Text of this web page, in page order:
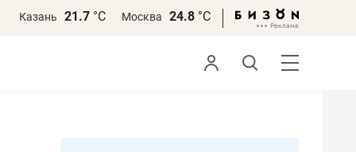
Казань 21.7 °С Москва 24.8 °С